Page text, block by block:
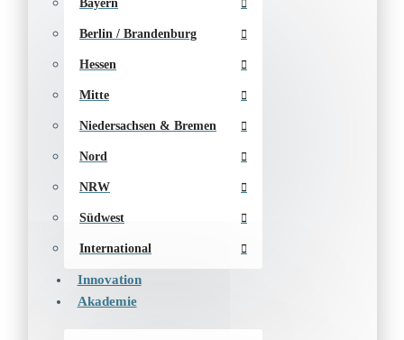
Bayern
Berlin / Brandenburg
Hessen
Mitte
Niedersachsen & Bremen
Nord
NRW
Südwest
International
Innovation
Akademie